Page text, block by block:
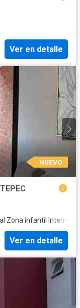
Ver en detalle
NUEVO
·Zona infantil · Internet
Ver en detalle